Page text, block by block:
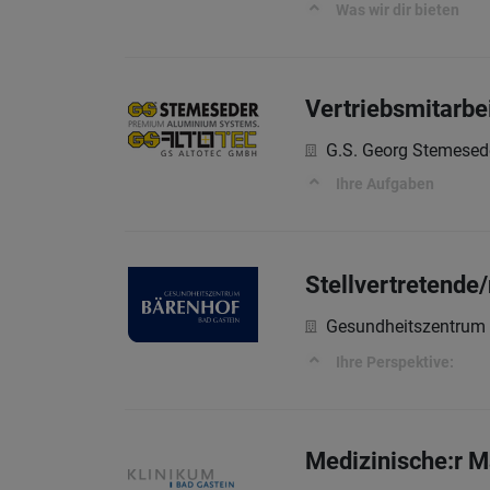
Was wir dir bieten
G.S. Georg
Ihre Aufgaben
Ihre Perspektive:
Medizinische:r